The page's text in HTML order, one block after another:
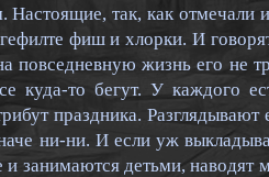
так, как отмечали
фиш и хлорки. И
жизнь его не
куда-то бегут. У каждого
праздника.
ни-ни. И если уж
занимаются детьми, наводят